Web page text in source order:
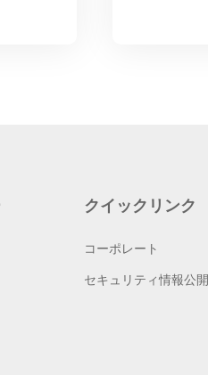
クイックリンク
コーポレート
セキュリティ情報公開